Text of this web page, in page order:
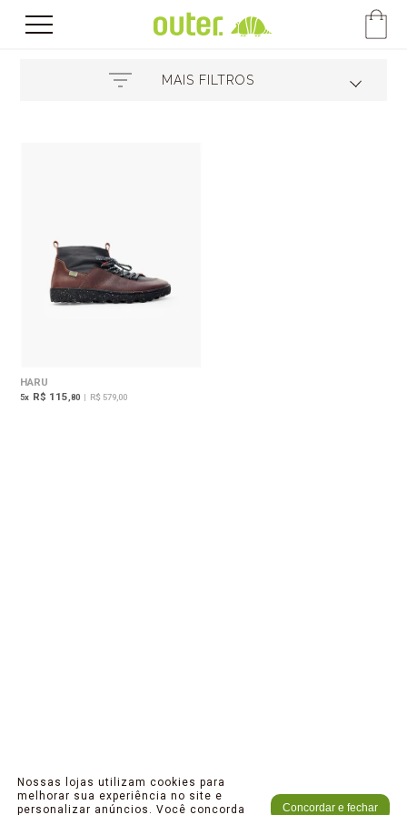
MAIS FILTROS
HARU
5x R$ 115 ,80 | R$ 579,00
Nossas lojas utilizam cookies para
melhorar sua experiência no site e
personalizar anúncios. Você concorda
Concordar e fechar